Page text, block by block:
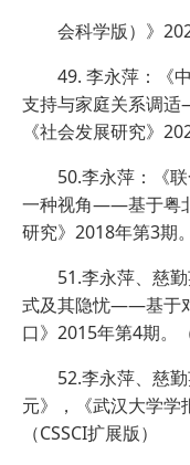
会科学版）》
49. 李永萍：《
支持与家庭关系调
《社会发展研究》
50.李永萍：《
一种视角——基于粤
研究》2018年第3期
51.李永萍、慈
式及其隐忧——基于
口》2015年第4期。
52.李永萍、慈
元》，《武汉大学学
（CSSCI扩展版）